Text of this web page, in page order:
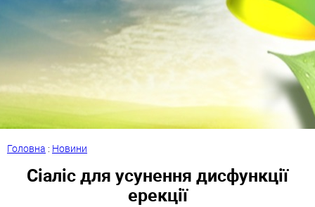
Головна : Новини
Сіаліс для усунення дисфункції
ерекції